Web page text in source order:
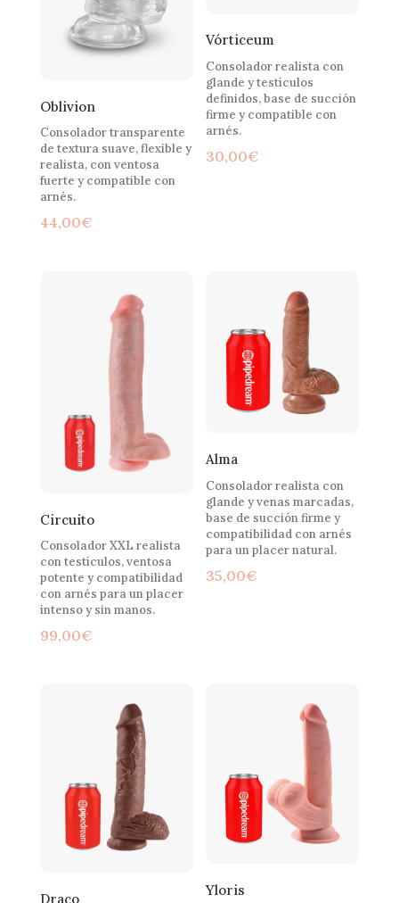
Oblivion
Consolador transparente
de textura suave, flexible y
realista, con ventosa
fuerte y compatible con
arnés.
44,00€
Vórticeum
Consolador realista con
glande y testículos
definidos, base de succión
firme y compatible con
arnés.
30,00€
Circuito
Consolador XXL realista
con testículos, ventosa
potente y compatibilidad
con arnés para un placer
intenso y sin manos.
99,00€
Alma
Consolador realista con
glande y venas marcadas,
base de succión firme y
compatibilidad con arnés
para un placer natural.
35,00€
Draco
Yloris